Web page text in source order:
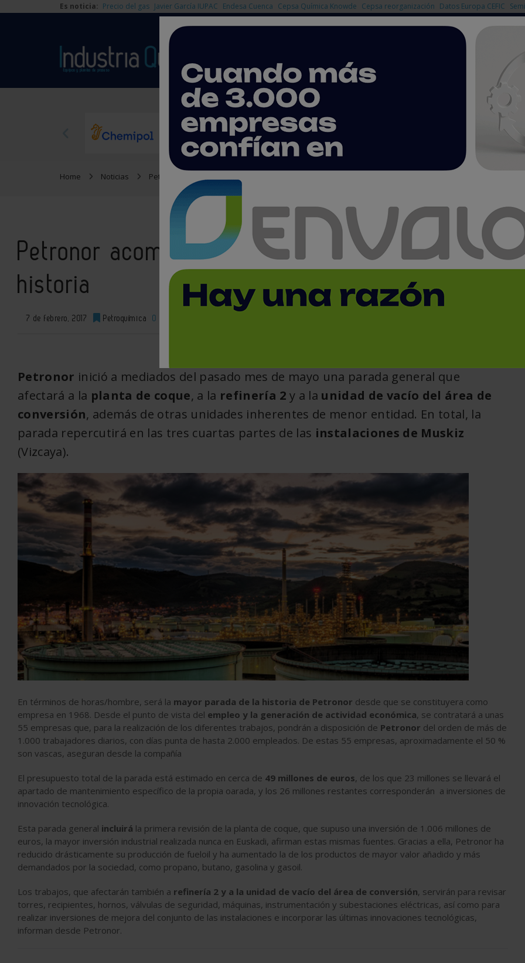
Es noticia: Precio del gas Javier García IUPAC Endesa Cuenca Cepsa Química Knowde Cepsa reorganización Datos Europa CEFIC
Home Noticias Petroquímica
Petronor acomete la mayor parada de su
historia
7 de febrero, 2017 Petroquímica 0
Petronor inició a mediados del pasado mes de mayo una parada general que
afectará a la planta de coque, a la refinería 2 y a la unidad de vacío del área de
conversión, además de otras unidades inherentes de menor entidad. En total, la
parada repercutirá en las tres cuartas partes de las instalaciones de Muskiz
(Vizcaya).
En términos de horas/hombre, será la mayor parada de la historia de Petronor desde que se constituyera como
empresa en 1968. Desde el punto de vista del empleo y la generación de actividad económica, se contratará a unas
55 empresas que, para la realización de los diferentes trabajos, pondrán a disposición de Petronor del orden de más de
1.000 trabajadores diarios, con días punta de hasta 2.000 empleados. De estas 55 empresas, aproximadamente el 50 %
son vascas, aseguran desde la compañía
El presupuesto total de la parada está estimado en cerca de 49 millones de euros, de los que 23 millones se llevará el
apartado de mantenimiento específico de la propia oarada, y los 26 millones restantes corresponderán a inversiones de
innovación tecnológica.
Esta parada general incluirá la primera revisión de la planta de coque, que supuso una inversión de 1.006 millones de
euros, la mayor inversión industrial realizada nunca en Euskadi, afirman estas mismas fuentes. Gracias a ella, Petronor ha
reducido drásticamente su producción de fueloil y ha aumentado la de los productos de mayor valor añadido y más
demandados por la sociedad, como propano, butano, gasolina y gasoil.
Los trabajos, que afectarán también a refinería 2 y a la unidad de vacío del área de conversión, servirán para revisar
torres, recipientes, hornos, válvulas de seguridad, máquinas, instrumentación y subestaciones eléctricas, así como para
realizar inversiones de mejora del conjunto de las instalaciones e incorporar las últimas innovaciones tecnológicas,
informan desde Petronor.